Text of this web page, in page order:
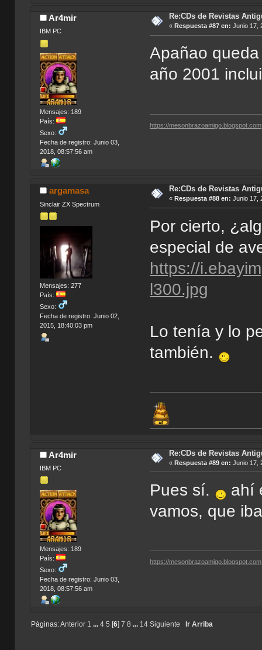
Ar4mir
IBM PC
Mensajes: 189
País:
Sexo:
Fecha de registro: Junio 03,
2018, 08:57:56 am
Re:CDs de Revistas
« Respuesta #87 en: Junio 17,
Apañao
año 2001
https://mesonbrazoamigo.blogspot.com
argamasa
Sinclair ZX Spectrum
Mensajes: 277
País:
Sexo:
Fecha de registro: Junio 02,
2015, 18:40:03 pm
Re:CDs de Revistas
« Respuesta #88 en: Junio 17,
Por cierto,
especial de
https://
l300.jpg
Lo tenía y lo
también.
Ar4mir
IBM PC
Mensajes: 189
País:
Sexo:
Fecha de registro: Junio 03,
2018, 08:57:56 am
Re:CDs de Revistas
« Respuesta #89 en: Junio 17,
Pues sí.
ahí
vamos, que
https://mesonbrazoamigo.blogspot.com
Páginas:Anterior 1 ... 4 5 6] 7 8 ... 14 Siguiente Ir Arriba